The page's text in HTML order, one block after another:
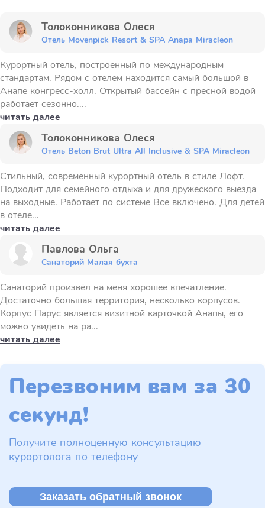
Толоконникова Олеся
Отель Movenpick Resort & SPA Anapa Miracleon
Курортный отель, построенный по международным
стандартам. Рядом с отелем находится самый большой в
Анапе конгресс-холл. Открытый бассейн с пресной водой
работает сезонно....
читать далее
Толоконникова Олеся
Отель Beton Brut Ultra All Inclusive & SPA Miracleon
Стильный, современный курортный отель в стиле Лофт.
Подходит для семейного отдыха и для дружеского выезда
на выходные. Работает по системе Все включено. Для детей
в отеле...
читать далее
Павлова Ольга
Санаторий Малая бухта
Санаторий произвёл на меня хорошее впечатление.
Достаточно большая территория, несколько корпусов.
Корпус Парус является визитной карточкой Анапы, его
можно увидеть на ра...
читать далее
Перезвоним вам за 30
секунд!
Получите полноценную консультацию
курортолога по телефону
Заказать обратный звонок